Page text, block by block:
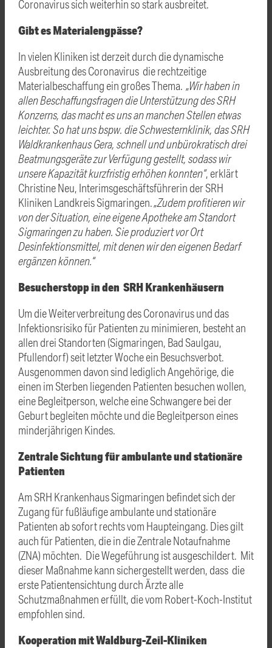
Coronavirus sich weiterhin so stark ausbreitet.
Gibt es Materialengpässe?
In vielen Kliniken ist derzeit durch die dynamische
Ausbreitung des Coronavirus die rechtzeitige
Materialbeschaffung ein großes Thema. „Wir haben in
allen Beschaffungsfragen die Unterstützung des SRH
Konzerns, das macht es uns an manchen Stellen etwas
leichter. So hat uns bspw. die Schwesternklinik, das SRH
Waldkrankenhaus Gera, schnell und unbürokratisch drei
Beatmungsgeräte zur Verfügung gestellt, sodass wir
unsere Kapazität kurzfristig erhöhen konnten“, erklärt
Christine Neu, Interimsgeschäftsführerin der SRH
Kliniken Landkreis Sigmaringen.„Zudem profitieren wir
von der Situation, eine eigene Apotheke am Standort
Sigmaringen zu haben. Sie produziert vor Ort
Desinfektionsmittel, mit denen wir den eigenen Bedarf
ergänzen können.“
Besucherstopp in den SRH Krankenhäusern
Um die Weiterverbreitung des Coronavirus und das
Infektionsrisiko für Patienten zu minimieren, besteht an
allen drei Standorten (Sigmaringen, Bad Saulgau,
Pfullendorf) seit letzter Woche ein Besuchsverbot.
Ausgenommen davon sind lediglich Angehörige, die
einen im Sterben liegenden Patienten besuchen wollen,
eine Begleitperson, welche eine Schwangere bei der
Geburt begleiten möchte und die Begleitperson eines
minderjährigen Kindes.
Zentrale Sichtung für ambulante und stationäre
Patienten
Am SRH Krankenhaus Sigmaringen befindet sich der
Zugang für fußläufige ambulante und stationäre
Patienten ab sofort rechts vom Haupteingang. Dies gilt
auch für Patienten, die in die Zentrale Notaufnahme
(ZNA) möchten. Die Wegeführung ist ausgeschildert. Mit
dieser Maßnahme kann sichergestellt werden, dass die
erste Patientensichtung durch Ärzte alle
Schutzmaßnahmen erfüllt, die vom Robert-Koch-Institut
empfohlen sind.
Kooperation mit Waldburg-Zeil-Kliniken